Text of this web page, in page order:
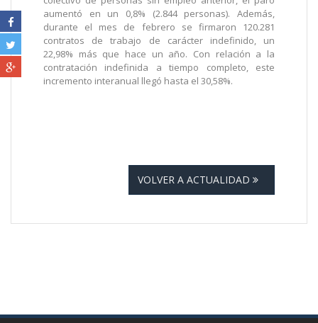
aumentó en un 0,8% (2.844 personas). Además,
durante el mes de febrero se firmaron 120.281
contratos de trabajo de carácter indefinido, un
22,98% más que hace un año. Con relación a la
contratación indefinida a tiempo completo, este
incremento interanual llegó hasta el 30,58%.
VOLVER A ACTUALIDAD